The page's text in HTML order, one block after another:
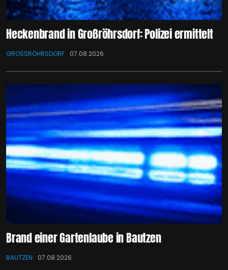
Heckenbrand in Großröhrsdorf: Polizei ermittelt
GROSSRÖHRSDORF 07.08.2026
Brand einer Gartenlaube in Bautzen
BAUTZEN 07.08.2026